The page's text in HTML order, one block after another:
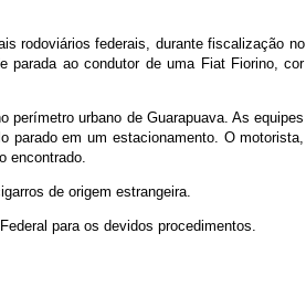
rodoviários federais, durante fiscalização no
parada ao condutor de uma Fiat Fiorino, cor
perímetro urbano de Guarapuava. As equipes
parado em um estacionamento. O motorista,
encontrado.
de origem estrangeira.
para os devidos procedimentos.